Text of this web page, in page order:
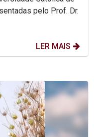
pelo Prof. Dr.
LER MAIS